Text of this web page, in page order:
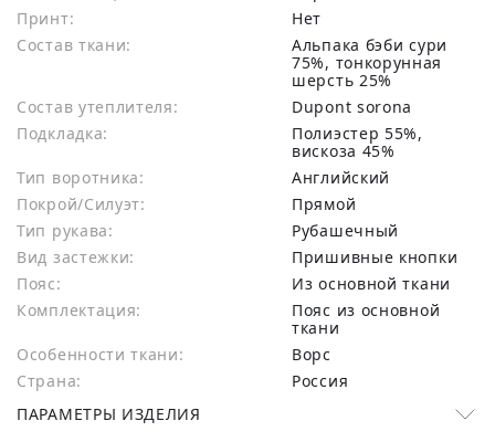
Принт:
Нет
Состав ткани:
альпака бэби сури
75%, тонкорунная
шерсть 25%
Состав утеплителя:
Dupont sorona
Подкладка:
Полиэстер 55%,
вискоза 45%
Тип воротника:
Английский
Покрой/Силуэт:
Прямой
Тип рукава:
Рубашечный
Вид застежки:
Пришивные кнопки
Пояс:
Из основной ткани
Комплектация:
Пояс из основной
ткани
Особенности ткани:
Ворс
Страна:
Россия
ПАРАМЕТРЫ ИЗДЕЛИЯ